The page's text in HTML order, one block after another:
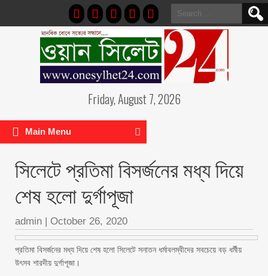
Search
for:
Friday, August 7, 2026
Main Menu
সিলেটে প্রতিমা বিসর্জনের মধ্য দিয়ে
শেষ হলো দুর্গাপূজা
admin | October 26, 2020
প্রতিমা বিসর্জনের মধ্য দিয়ে শেষ হলো সিলেটে সনাতন ধর্মাবলম্বীদের সবচেয়ে বড় ধর্মীয়
উৎসব শারদীয় দুর্গাপূজা।